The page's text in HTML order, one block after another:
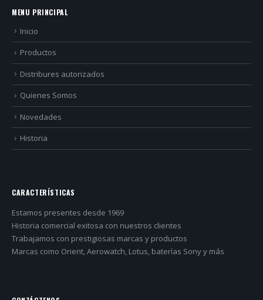
MENU PRINCIPAL
Inicio
Productos
Distribures autorizados
Quienes Somos
Novedades
Historia
CARACTERÍSTICAS
Estamos presentes desde 1969
Historia comercial exitosa con nuestros clientes
Trabajamos con prestigiosas marcas y productos
Marcas como Orient, Aerowatch, Lotus, baterías Sony y más